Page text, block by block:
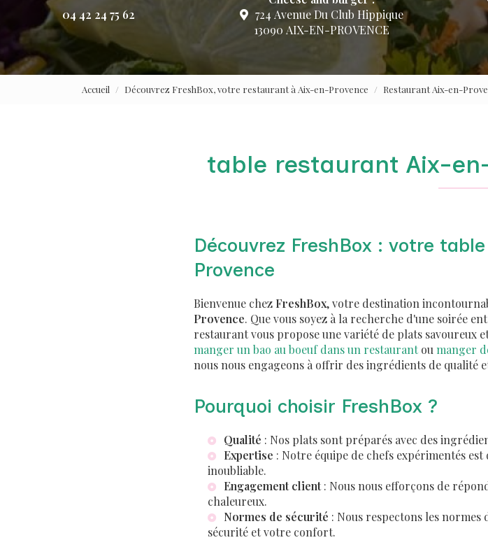
04 42 24 75 62
724 Avenue Du Club Hippique
13090 AIX-EN-PROVENCE
Accueil Découvrez FreshBox, votre restaurant à Aix-en-Provence Restaurant Aix-en-
table restaurant Aix-
Découvrez FreshBox : votre
Provence
Bienvenue chez FreshBox, votre destination
Provence. Que vous soyez à la recherche d'une soirée
restaurant vous propose une variété de plats
manger un bao au boeuf dans un restaurantou manger
nous nous engageons à offrir des ingrédients de qualité
Pourquoi choisir FreshBox ?
Qualité : Nos plats sont préparés avec des
Expertise : Notre équipe de chefs expérimentés
inoubliable.
Engagement client: Nous nous efforçons de
chaleureux.
Normes de sécurité : Nous respectons les
sécurité et votre confort.